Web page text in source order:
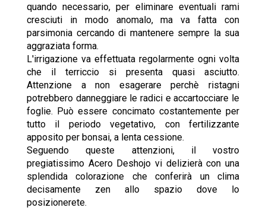
quando necessario, per eliminare eventuali rami
cresciuti in modo anomalo, ma va fatta con
parsimonia cercando di mantenere sempre la sua
aggraziata forma.
L'irrigazione va effettuata regolarmente ogni volta
che il terriccio si presenta quasi asciutto.
Attenzione a non esagerare perchè ristagni
potrebbero danneggiare le radici e accartocciare le
foglie. Può essere concimato costantemente per
tutto il periodo vegetativo, con fertilizzante
apposito per bonsai, a lenta cessione.
Seguendo queste attenzioni, il vostro
pregiatissimo Acero Deshojo vi delizierà con una
splendida colorazione che conferirà un clima
decisamente zen allo spazio dove lo
posizionerete.